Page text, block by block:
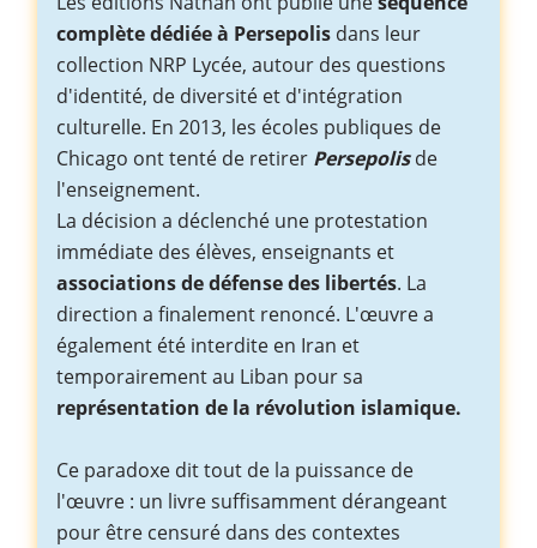
complète dédiée à Persepolis dans leur
collection NRP Lycée, autour des questions
d'identité, de diversité et d'intégration
culturelle. En 2013, les écoles publiques de
Chicago ont tenté de retirer Persepolisde
l'enseignement.
La décision a déclenché une protestation
immédiate des élèves, enseignants et
associations de défense des libertés. La
direction a finalement renoncé. L'œuvre a
également été interdite en Iran et
temporairement au Liban pour sa
représentation de la révolution islamique.
Ce paradoxe dit tout de la puissance de
l'œuvre : un livre suffisamment dérangeant
pour être censuré dans des contextes